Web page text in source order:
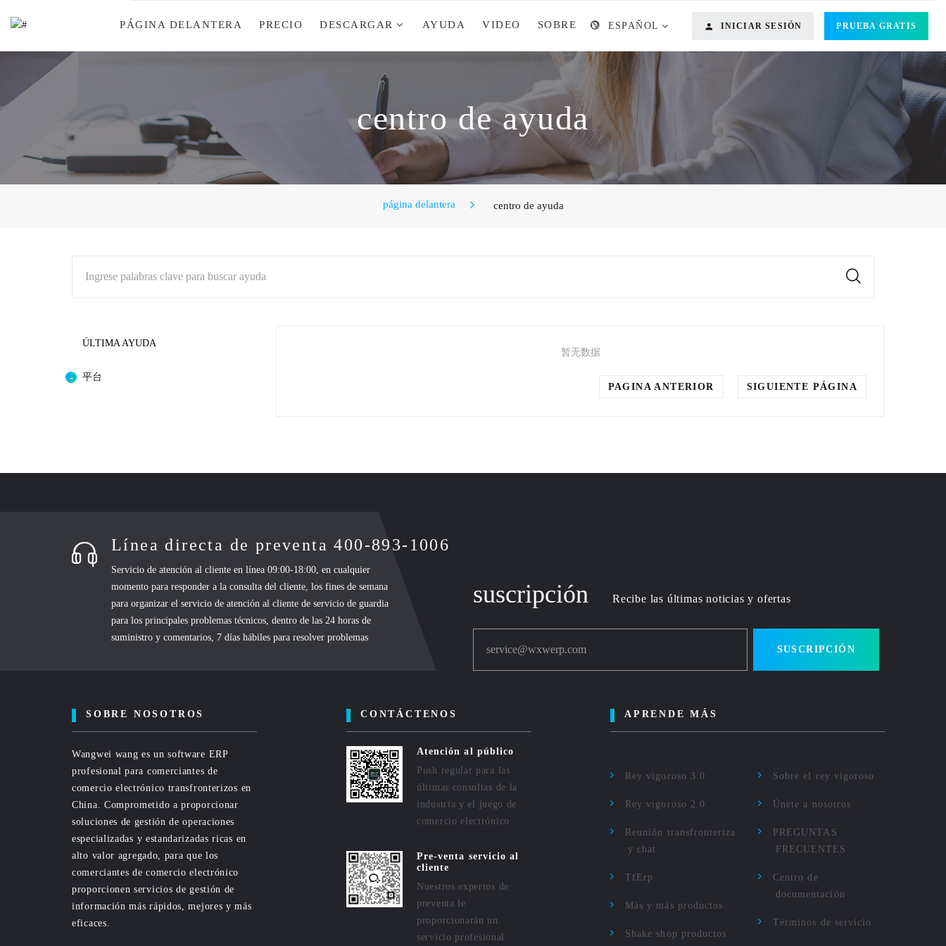
ESPAÑOL INICIAR SESIÓN PRUEBA GRATIS
PÁGINA DELANTERA PRECIO DESCARGAR AYUDA VIDEO SOBRE
centro de ayuda
página delantera centro de ayuda
Ingrese palabras clave para buscar ayuda
ÚLTIMA AYUDA
平台
暂无数据
PAGINA ANTERIOR SIGUIENTE PÁGINA
Línea directa de preventa 400-893-1006
Servicio de atención al cliente en línea 09:00-18:00, en cualquier
momento para responder a la consulta del cliente, los fines de semana
para organizar el servicio de atención al cliente de servicio de guardia
para los principales problemas técnicos, dentro de las 24 horas de
suministro y comentarios, 7 días hábiles para resolver problemas
suscripción Recibe las últimas noticias y ofertas
service@wxwerp.com SUSCRIPCIÓN
SOBRE NOSOTROS
Wangwei wang es un software ERP
profesional para comerciantes de
comercio electrónico transfronterizos en
China. Comprometido a proporcionar
soluciones de gestión de operaciones
especializadas y estandarizadas ricas en
alto valor agregado, para que los
comerciantes de comercio electrónico
proporcionen servicios de gestión de
información más rápidos, mejores y más
eficaces.
CONTÁCTENOS
Atención al público
Push regular para las
últimas consultas de la
industria y el juego de
comercio electrónico
Pre-venta servicio al
cliente
Nuestros expertos de
preventa le
proporcionarán un
servicio profesional
APRENDE MÁS
Rey vigoroso 3.0
Rey vigoroso 2.0
Reunión transfronteriza
y chat
TfErp
Más y más productos
Shake shop productos
Sobre el rey vigoroso
Únete a nosotros
PREGUNTAS
FRECUENTES
Centro de
documentación
Términos de servicio